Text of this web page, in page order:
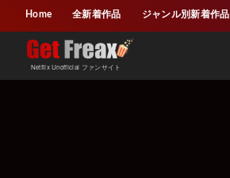
Home 全新着作品 ジャンル別新着作品
Netflix Unofficial ファンサイト